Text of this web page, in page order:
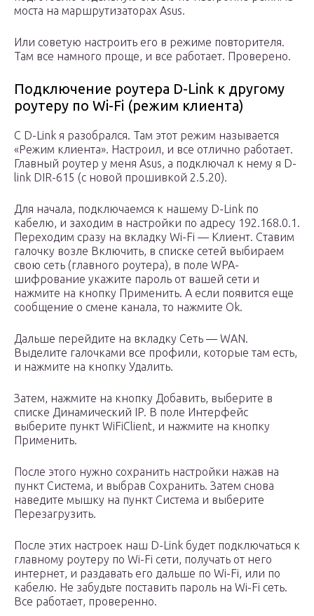
моста на маршрутизаторах Asus.
Или советую настроить его в режиме повторителя.
Там все намного проще, и все работает. Проверено.
Подключение роутера D-Link к другому
роутеру по Wi-Fi (режим клиента)
С D-Link я разобрался. Там этот режим называется
«Режим клиента». Настроил, и все отлично работает.
Главный роутер у меня Asus, а подключал к нему я D-
link DIR-615 (с новой прошивкой 2.5.20).
Для начала, подключаемся к нашему D-Link по
кабелю, и заходим в настройки по адресу 192.168.0.1.
Переходим сразу на вкладку Wi-Fi — Клиент. Ставим
галочку возле Включить, в списке сетей выбираем
свою сеть (главного роутера), в поле WPA-
шифрование укажите пароль от вашей сети и
нажмите на кнопку Применить. А если появится еще
сообщение о смене канала, то нажмите Ok.
Дальше перейдите на вкладку Сеть — WAN.
Выделите галочками все профили, которые там есть,
и нажмите на кнопку Удалить.
Затем, нажмите на кнопку Добавить, выберите в
списке Динамический IP. В поле Интерфейс
выберите пункт WiFiClient, и нажмите на кнопку
Применить.
После этого нужно сохранить настройки нажав на
пункт Система, и выбрав Сохранить. Затем снова
наведите мышку на пункт Система и выберите
Перезагрузить.
После этих настроек наш D-Link будет подключаться к
главному роутеру по Wi-Fi сети, получать от него
интернет, и раздавать его дальше по Wi-Fi, или по
кабелю. Не забудьте поставить пароль на Wi-Fi сеть.
Все работает, проверенно.